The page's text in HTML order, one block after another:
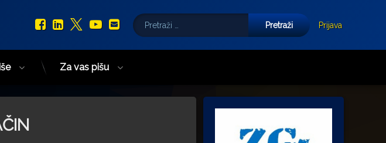
Facebook
LinkedIn
X.com
YouTube
E-mail
Pretraži:
Prijava
Za vas pišu